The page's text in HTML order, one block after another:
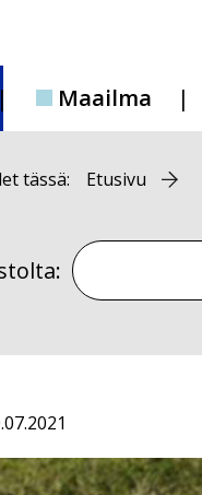
Maailma
tässä: Etusivu
Hae sivustolta